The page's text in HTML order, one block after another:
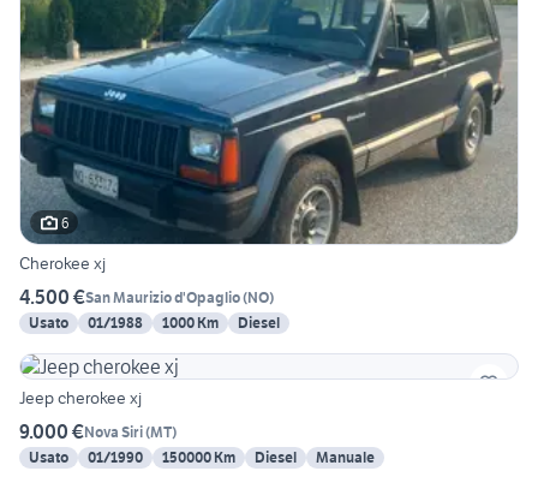
6
Cherokee xj
4.500 €San Maurizio d'Opaglio(NO)
Usato
01/1988 1000 Km Diesel
Jeep cherokee xj
9.000 €Nova Siri(MT)
Usato
01/1990 150000 Km Diesel Manuale